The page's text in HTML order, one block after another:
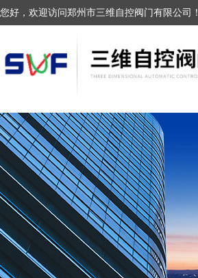
您好，欢迎访问郑州市三维自控阀门有限公司！